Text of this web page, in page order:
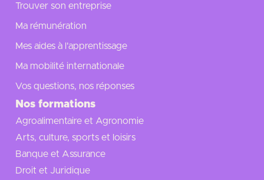
Trouver son entreprise
Ma rémunération
Mes aides à l'apprentissage
Ma mobilité internationale
Vos questions, nos réponses
Nos formations
Agroalimentaire et Agronomie
Arts, culture, sports et loisirs
Banque et Assurance
Droit et Juridique